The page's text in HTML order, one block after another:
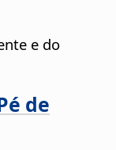
e do
de